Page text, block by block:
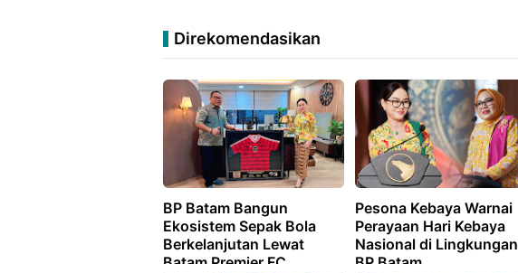
Direkomendasikan
BP Batam Bangun
Ekosistem Sepak Bola
Berkelanjutan Lewat
Batam Premier FC
Pesona Kebaya Warnai
Perayaan Hari Kebaya
Nasional di Lingkungan
BP Batam